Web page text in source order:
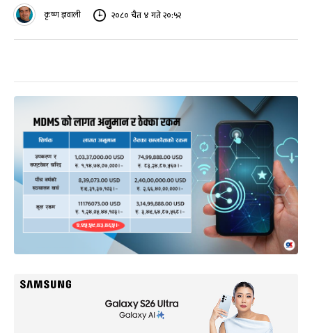
कृष्ण ज्ञवाली २०८० चैत ४ गते २०:५२